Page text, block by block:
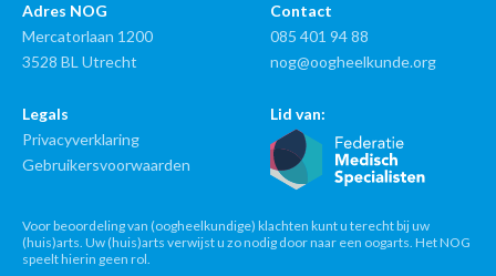
Adres NOG
Mercatorlaan 1200
3528 BL Utrecht
Contact
085 401 94 88
nog@oogheelkunde.org
Legals
Privacyverklaring
Gebruikersvoorwaarden
Lid van:
Voor beoordeling van (oogheelkundige) klachten kunt u terecht bij uw
(huis)arts. Uw (huis)arts verwijst u zo nodig door naar een oogarts. Het NOG
speelt hierin geen rol.